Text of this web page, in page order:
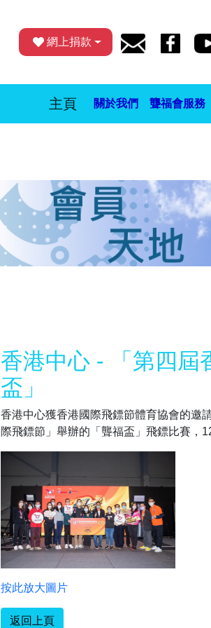
網上捐款
主頁 關於我們 聾福會服務
香港中心 - 「第四屆
盃」
香港中心獲香港國際飛鏢節體育協會的邀
際飛鏢節」舉辦的「聾福盃」飛鏢比賽，
按此放大圖片
返回上頁